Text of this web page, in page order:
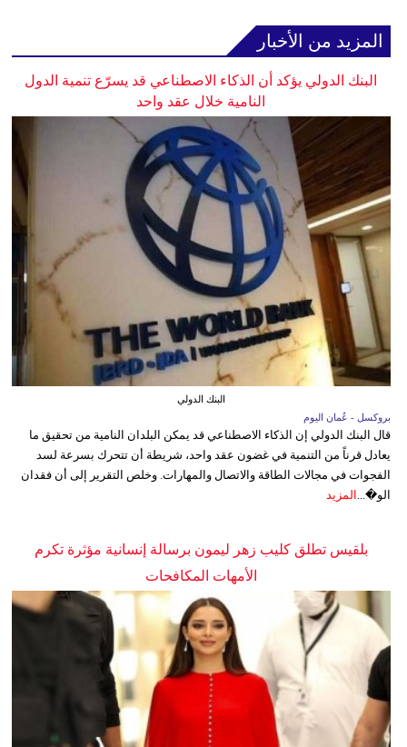
المزيد من الأخبار
البنك الدولي يؤكد أن الذكاء الاصطناعي قد يسرّع تنمية الدول
النامية خلال عقد واحد
البنك الدولي
بروكسل - عُمان اليوم
قال البنك الدولي إن الذكاء الاصطناعي قد يمكن البلدان النامية من تحقيق ما
يعادل قرناً من التنمية في غضون عقد واحد، شريطة أن تتحرك بسرعة لسد
الفجوات في مجالات الطاقة والاتصال والمهارات. وخلص التقرير إلى أن فقدان
الو�... المزيد
بلقيس تطلق كليب زهر ليمون برسالة إنسانية مؤثرة تكرم
الأمهات المكافحات